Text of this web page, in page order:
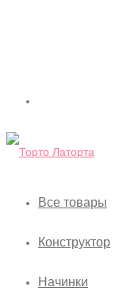
Все товары
Конструктор
Начинки